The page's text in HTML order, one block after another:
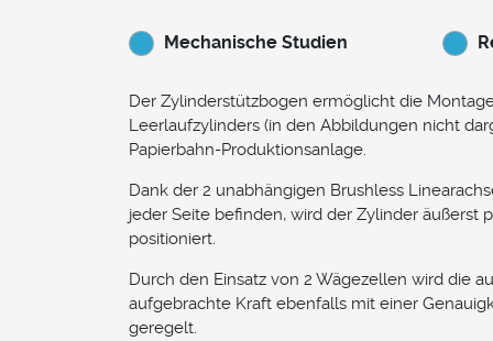
Mechanische Studien
Der Zylinderstützbogen ermöglicht die
Leerlaufzylinders (in den Abbildungen nicht
Papierbahn-Produktionsanlage.
Dank der 2 unabhängigen Brushless
jeder Seite befinden, wird der Zylinder äußerst
positioniert.
Durch den Einsatz von 2 Wägezellen wird die
aufgebrachte Kraft ebenfalls mit einer
geregelt.